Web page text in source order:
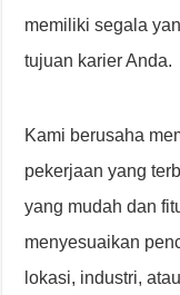
memiliki segala
tujuan karier Anda.
Kami berusaha
pekerjaan yang
yang mudah dan
menyesuaikan
lokasi, industri,